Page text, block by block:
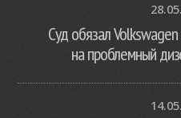
Суд обязал
на проблемный